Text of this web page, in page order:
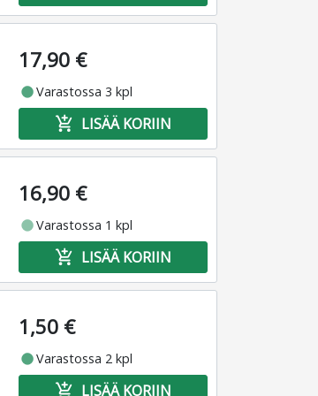
17,90 €
fiber_manual_recordVarastossa 3 kpl
add_shopping_cart LISÄÄ KORIIN
16,90 €
fiber_manual_recordVarastossa 1 kpl
add_shopping_cart LISÄÄ KORIIN
1,50 €
fiber_manual_recordVarastossa 2 kpl
add_shopping_cart LISÄÄ KORIIN